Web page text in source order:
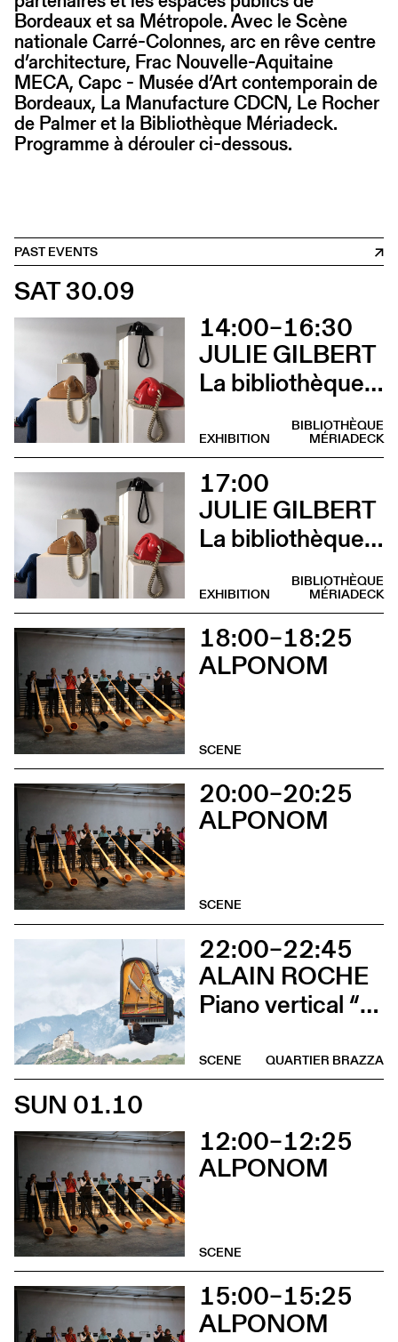
Bordeaux et sa Métropole. Avec le Scène
nationale Carré-Colonnes, arc en rêve centre
d’architecture, Frac Nouvelle-Aquitaine
MECA, Capc - Musée d’Art contemporain de
Bordeaux, La Manufacture CDCN, Le Rocher
de Palmer et la Bibliothèque Mériadeck.
Programme à dérouler ci-dessous.
PAST EVENTS
SAT 30.09
14:00–16:30
JULIE GILBERT
La bibliothèque sonore des femmes (Atelier d’écriture par Julie Gilbert)
BIBLIOTHÈQUE
MÉRIADECK
EXHIBITION
17:00
JULIE GILBERT
La bibliothèque sonore des femmes (Vernissage)
BIBLIOTHÈQUE
MÉRIADECK
EXHIBITION
18:00–18:25
ALPONOM
SCENE
20:00–20:25
ALPONOM
SCENE
22:00–22:45
ALAIN ROCHE
Piano vertical “Chantier”
QUARTIER BRAZZA
SCENE
SUN 01.10
12:00–12:25
ALPONOM
SCENE
15:00–15:25
ALPONOM